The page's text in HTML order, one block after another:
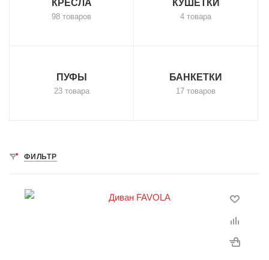
КРЕСЛА
98 товаров
КУШЕТКИ
4 товара
ПУФЫ
23 товара
БАНКЕТКИ
17 товаров
ФИЛЬТР